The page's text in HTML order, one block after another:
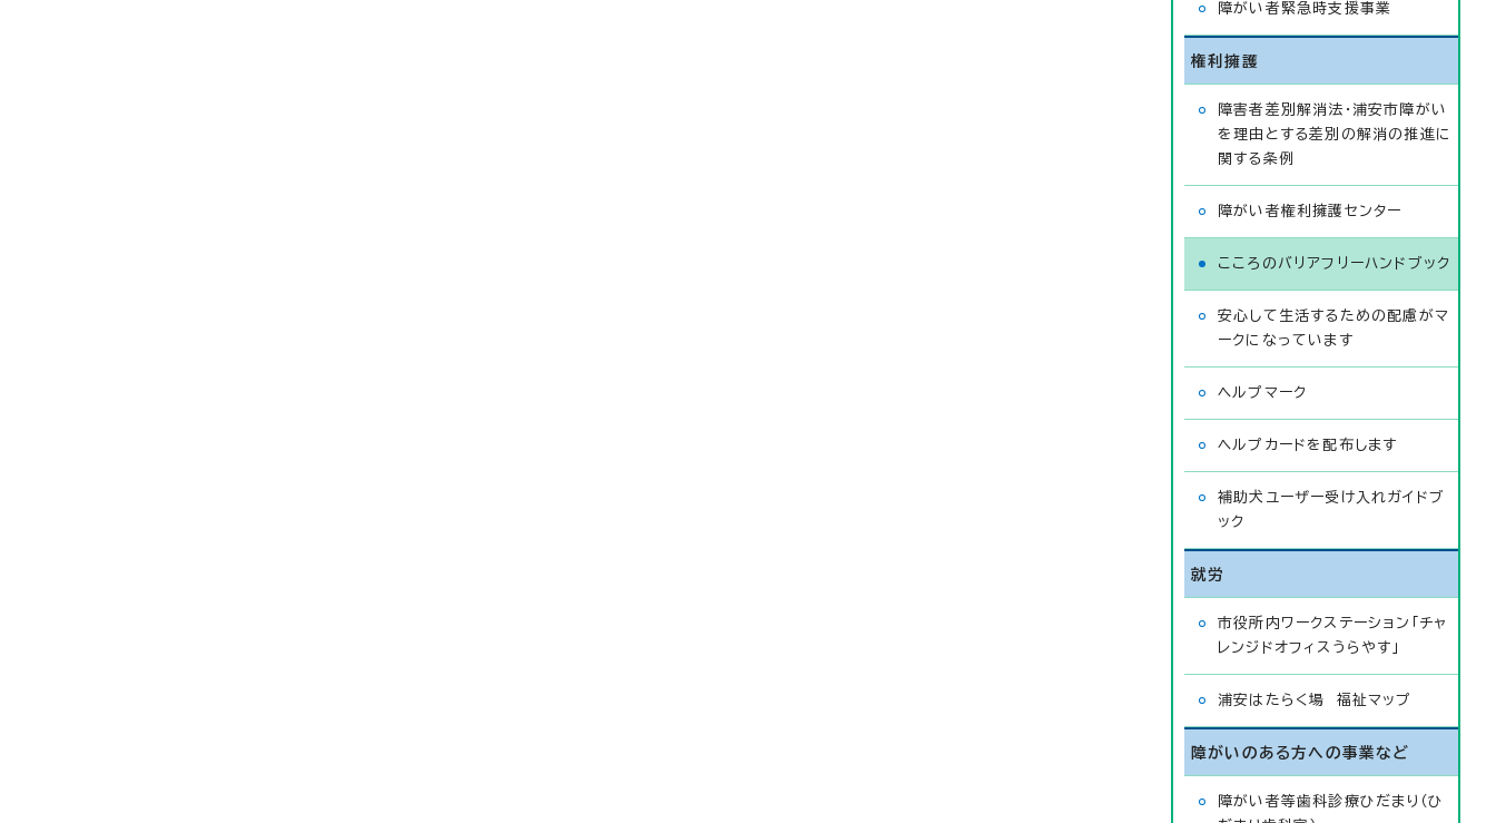
障がい者緊急時支援事業
権利擁護
障害者差別解消法・浦安市障がい
を理由とする差別の解消の推進に
関する条例
障がい者権利擁護センター
こころのバリアフリーハンドブック
安心して生活するための配慮がマ
ークになっています
ヘルプマーク
ヘルプカードを配布します
補助犬ユーザー受け入れガイドブ
ック
就労
市役所内ワークステーション「チャ
レンジドオフィスうらやす」
浦安はたらく場 福祉マップ
障がいのある方への事業など
障がい者等歯科診療ひだまり（ひ